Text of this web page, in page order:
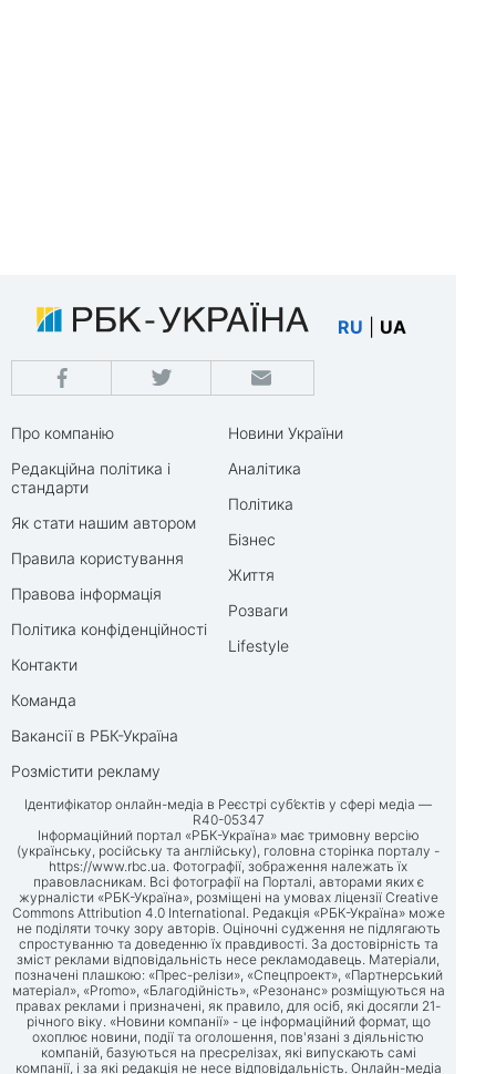
RU UA
Про компанію
Редакційна політика і
стандарти
Як стати нашим автором
Правила користування
Правова інформація
Політика конфіденційності
Контакти
Команда
Вакансії в РБК-Україна
Розмістити рекламу
Новини України
Аналітика
Політика
Бізнес
Життя
Розваги
Lifestyle
Ідентифікатор онлайн-медіа в Реєстрі суб’єктів у сфері медіа —
R40-05347
Інформаційний портал «РБК-Україна» має тримовну версію
(українську, російську та англійську), головна сторінка порталу -
https://www.rbc.ua. Фотографії, зображення належать їх
правовласникам. Всі фотографії на Порталі, авторами яких є
журналісти «РБК-Україна», розміщені на умовах ліцензії Creative
Commons Attribution 4.0 International. Редакція «РБК-Україна» може
не поділяти точку зору авторів. Оціночні судження не підлягають
спростуванню та доведенню їх правдивості. За достовірність та
зміст реклами відповідальність несе рекламодавець. Матеріали,
позначені плашкою: «Прес-релізи», «Спецпроект», «Партнерський
матеріал», «Promo», «Благодійність», «Резонанс» розміщуються на
правах реклами і призначені, як правило, для осіб, які досягли 21-
річного віку. «Новини компанії» - це інформаційний формат, що
охоплює новини, події та оголошення, пов'язані з діяльністю
компаній, базуються на пресрелізах, які випускають самі
компанії, і за які редакція не несе відповідальність. Онлайн-медіа